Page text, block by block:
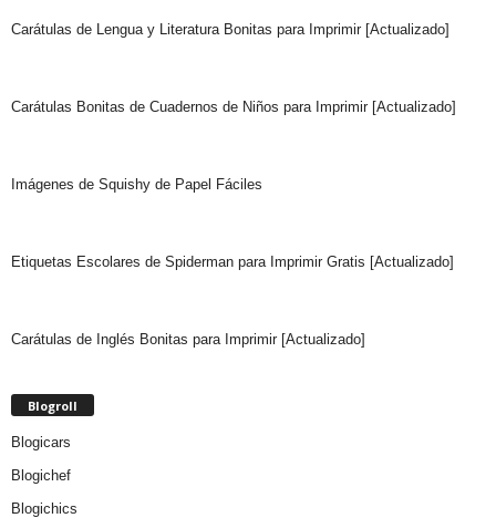
Carátulas de Lengua y Literatura Bonitas para Imprimir [Actualizado]
Carátulas Bonitas de Cuadernos de Niños para Imprimir [Actualizado]
Imágenes de Squishy de Papel Fáciles
Etiquetas Escolares de Spiderman para Imprimir Gratis [Actualizado]
Carátulas de Inglés Bonitas para Imprimir [Actualizado]
Blogroll
Blogicars
Blogichef
Blogichics